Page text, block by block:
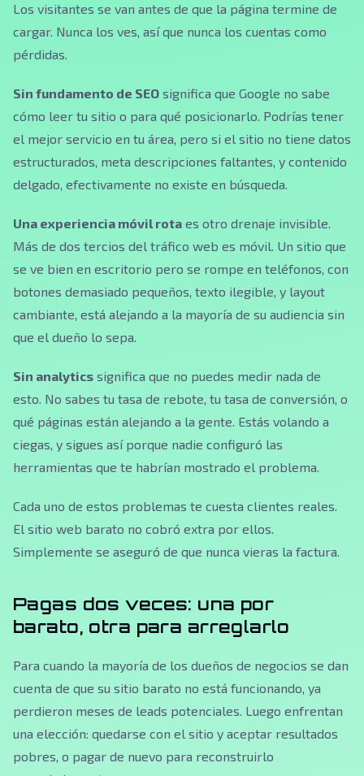
Los visitantes se van antes de que la página termine de
cargar. Nunca los ves, así que nunca los cuentas como
pérdidas.
Sin fundamento de SEO significa que Google no sabe
cómo leer tu sitio o para qué posicionarlo. Podrías tener
el mejor servicio en tu área, pero si el sitio no tiene datos
estructurados, meta descripciones faltantes, y contenido
delgado, efectivamente no existe en búsqueda.
Una experiencia móvil rota es otro drenaje invisible.
Más de dos tercios del tráfico web es móvil. Un sitio que
se ve bien en escritorio pero se rompe en teléfonos, con
botones demasiado pequeños, texto ilegible, y layout
cambiante, está alejando a la mayoría de su audiencia sin
que el dueño lo sepa.
Sin analytics significa que no puedes medir nada de
esto. No sabes tu tasa de rebote, tu tasa de conversión, o
qué páginas están alejando a la gente. Estás volando a
ciegas, y sigues así porque nadie configuró las
herramientas que te habrían mostrado el problema.
Cada uno de estos problemas te cuesta clientes reales.
El sitio web barato no cobró extra por ellos.
Simplemente se aseguró de que nunca vieras la factura.
Pagas dos veces: una por
barato, otra para arreglarlo
Para cuando la mayoría de los dueños de negocios se dan
cuenta de que su sitio barato no está funcionando, ya
perdieron meses de leads potenciales. Luego enfrentan
una elección: quedarse con el sitio y aceptar resultados
pobres, o pagar de nuevo para reconstruirlo